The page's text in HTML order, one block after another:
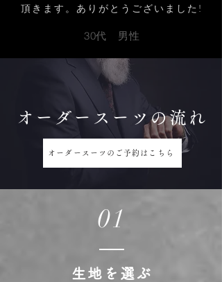
頂きます。ありがとうございました!
30代 男性
オーダースーツの流れ
オーダースーツのご予約はこちら
01
生地を選ぶ